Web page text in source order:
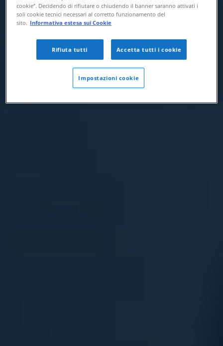
cookie”. Decidendo di rifiutare o chiudendo il banner saranno attivati i
soli cookie tecnici necessari al corretto funzionamento del
sito. Informativa estesa sui Cookie
Rifiuta tutti Accetta tutti i cookie
Impostazioni cookie